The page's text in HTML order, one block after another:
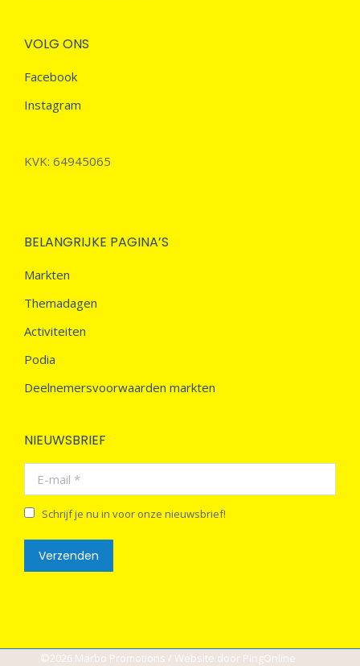
VOLG ONS
Facebook
Instagram
KVK: 64945065
BELANGRIJKE PAGINA’S
Markten
Themadagen
Activiteiten
Podia
Deelnemersvoorwaarden markten
NIEUWSBRIEF
E-mail *
Schrijf je nu in voor onze nieuwsbrief!
Verzenden
©2026 Marbo Promotions / Website door PingOnline